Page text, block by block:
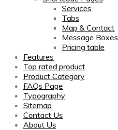
Services
Tabs
Map & Contact
Message Boxes
Pricing table
Features
Top rated product
Product Category
FAQs Page
Typography
Sitemap
Contact Us
About Us